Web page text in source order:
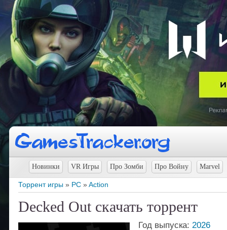
Новинки VR Игры Про Зомби Про Войну Marvel
Торрент игры » PC »Action
Decked Out скачать торрент
Год выпуска: 2026